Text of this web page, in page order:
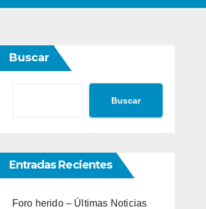
Buscar
Buscar
Entradas Recientes
Foro herido – Últimas Noticias